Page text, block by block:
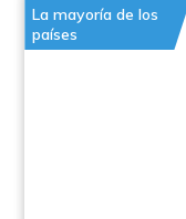
La mayoría de los
países